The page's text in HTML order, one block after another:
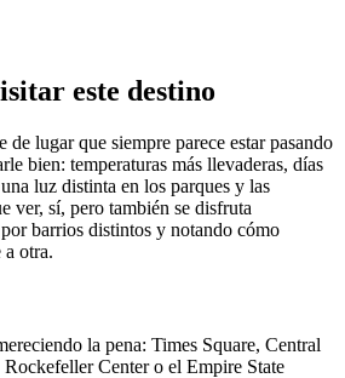
este destino
de lugar que siempre parece estar pasando
bien: temperaturas más llevaderas, días
luz distinta en los parques y las
ver, sí, pero también se disfruta
barrios distintos y notando cómo
a otra.
la pena: Times Square, Central
Center o el Empire State